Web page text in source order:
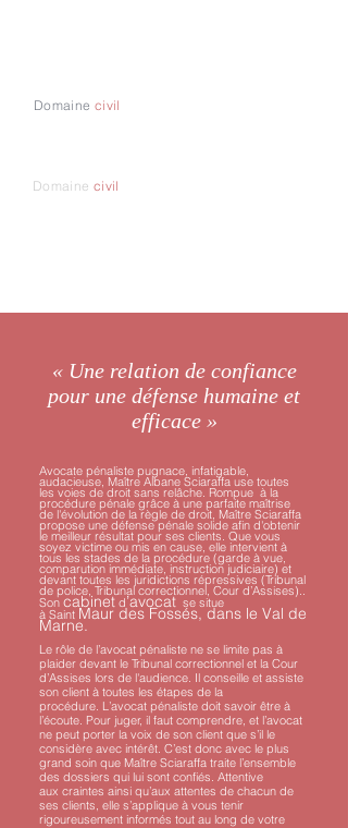
Domaine civil
Domaine civil
« Une relation de confiance
pour une défense humaine et
efficace »
Avocate pénaliste pugnace, infatigable,
audacieuse, Maître Albane Sciaraffa use toutes
les voies de droit sans relâche. Rompue à la
procédure pénale grâce à une parfaite maîtrise
de l'évolution de la règle de droit, Maître Sciaraffa
propose une défense pénale solide afin d'obtenir
le meilleur résultat pour ses clients. Que vous
soyez victime ou mis en cause, elle intervient à
tous les stades de la procédure (garde à vue,
comparution immédiate, instruction judiciaire) et
devant toutes les juridictions répressives (Tribunal
de police, Tribunal correctionnel, Cour d’Assises)..
Son cabinet d’avocat se situe
à Saint Maur des Fossés, dans le Val de
Marne.
Le rôle de l’avocat pénaliste ne se limite pas à
plaider devant le Tribunal correctionnel et la Cour
d’Assises lors de l'audience. Il conseille et assiste
son client à toutes les étapes de la
procédure. L’avocat pénaliste doit savoir être à
l’écoute. Pour juger, il faut comprendre, et l’avocat
ne peut porter la voix de son client que s’il le
considère avec intérêt. C’est donc avec le plus
grand soin que Maître Sciaraffa traite l’ensemble
des dossiers qui lui sont confiés. Attentive
aux craintes ainsi qu’aux attentes de chacun de
ses clients, elle s’applique à vous tenir
rigoureusement informés tout au long de votre